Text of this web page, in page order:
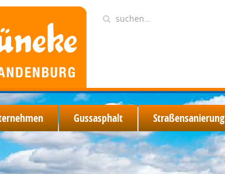
Gussasphalt Straßensanierung